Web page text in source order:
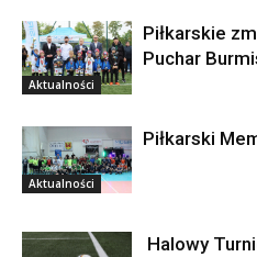
Aktualności
Piłkarskie
Puchar
Aktualności
Piłkarski
Halowy